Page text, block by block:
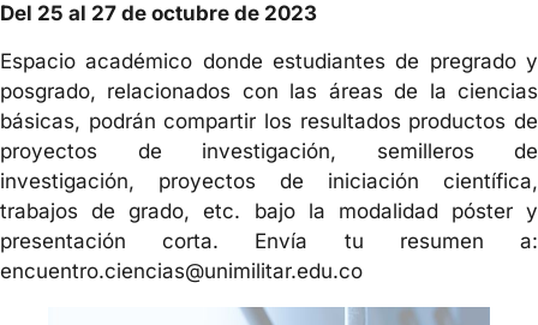
Del 25 al 27 de octubre de 2023
Espacio académico donde estudiantes de pregrado y
posgrado, relacionados con las áreas de la ciencias
básicas, podrán compartir los resultados productos de
proyectos de investigación, semilleros de
investigación, proyectos de iniciación científica,
trabajos de grado, etc. bajo la modalidad póster y
presentación corta. Envía tu resumen a:
encuentro.ciencias@unimilitar.edu.co